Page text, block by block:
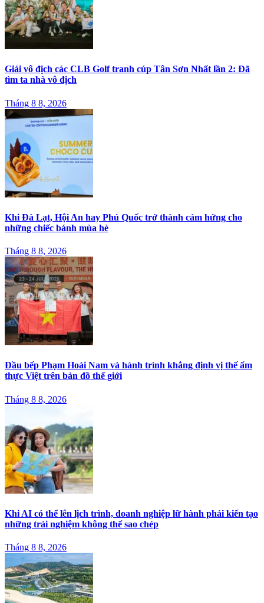
Giải vô địch các CLB Golf tranh cúp Tân Sơn Nhất lần 2: Đã
tìm ta nhà vô địch
Tháng 8 8, 2026
Khi Đà Lạt, Hội An hay Phú Quốc trở thành cảm hứng cho
những chiếc bánh mùa hè
Tháng 8 8, 2026
Đầu bếp Phạm Hoài Nam và hành trình khẳng định vị thế ẩm
thực Việt trên bản đồ thế giới
Tháng 8 8, 2026
Khi AI có thể lên lịch trình, doanh nghiệp lữ hành phải kiến tạo
những trải nghiệm không thể sao chép
Tháng 8 8, 2026